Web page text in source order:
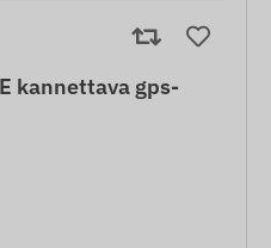
kannettava gps-